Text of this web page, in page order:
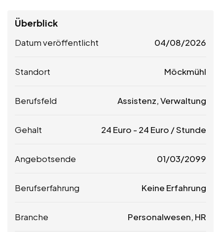
Überblick
Datum veröffentlicht 04/08/2026
Standort Möckmühl
Berufsfeld Assistenz, Verwaltung
Gehalt 24 Euro - 24 Euro / Stunde
Angebotsende 01/03/2099
Berufserfahrung Keine Erfahrung
Branche Personalwesen, HR